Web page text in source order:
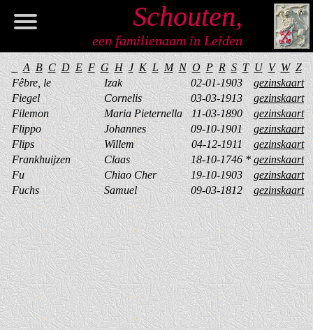
Welkom
Informatie
Genealogie
Register
Artikelen
Verwijzingen
Contact
Schouten,
een familienaam in Leiden
_ A B C D E F G H J K L M N O P R S T U V W Z
Fêbre, le
Izak 02-01-1903
gezinskaart
Fiegel
Cornelis 03-03-1913
gezinskaart
Filemon
Maria Pieternella 11-03-1890
gezinskaart
Flippo
Johannes 09-10-1901
gezinskaart
Flips
Willem 04-12-1911
gezinskaart
Frankhuijzen
Claas 18-10-1746 * gezinskaart
Fu
Chiao Cher 19-10-1903
gezinskaart
Fuchs
Samuel 09-03-1812 gezinskaart